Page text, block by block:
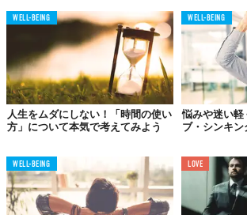
もない。私たちの頭が大好きな「ストーリー
の」に引っ張られて、いつのまにか「他人の
と勘違いしてしまうのが、今の世の中の「仕
っているのだ。
「すごい人」に
もともと自信がない人ほど「すごい人」に強く
から、現実に直面し、夢に向かえない自分と直
っかり感」は半端ではない。その失望感は大き
WELL-BEING
人生をムダにしない！「時間の使い
方」について本気で考えてみよう
WELL-BEING
悩みや迷い軽
ブ・シンキ
WELL-BEING LOVE